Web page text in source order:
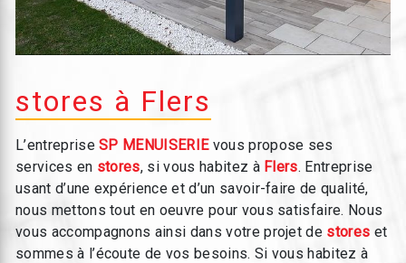
stores à Flers
L’entrepriseSP MENUISERIEvous propose ses
services en stores, si vous habitez à Flers. Entreprise
usant d’une expérience et d’un savoir-faire de qualité,
nous mettons tout en oeuvre pour vous satisfaire. Nous
vous accompagnons ainsi dans votre projet de stores et
sommes à l’écoute de vos besoins. Si vous habitez à